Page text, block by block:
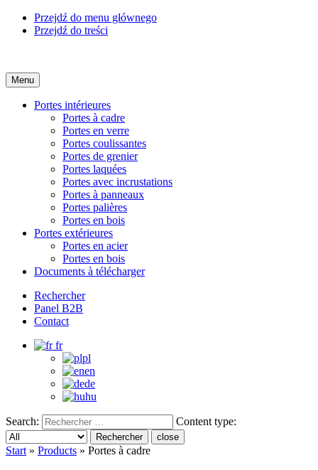
Przejdź do menu głównego
Przejdź do treści
Menu
Portes intérieures
Portes à cadre
Portes en verre
Portes coulissantes
Portes de grenier
Portes laquées
Portes avec incrustations
Portes à panneaux
Portes palières
Portes en bois
Portes extérieures
Portes en acier
Portes en bois
Documents à télécharger
Rechercher
Panel B2B
Contact
fr
pl
en
de
hu
Search: Content type:
Rechercher close
Start » Products » Portes à cadre